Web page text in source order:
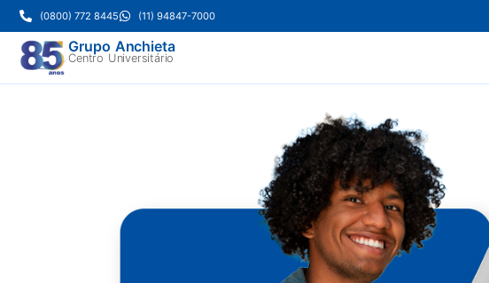
(0800) 772 8445 (11) 94847-7000
Grupo Anchieta
Centro Universitário